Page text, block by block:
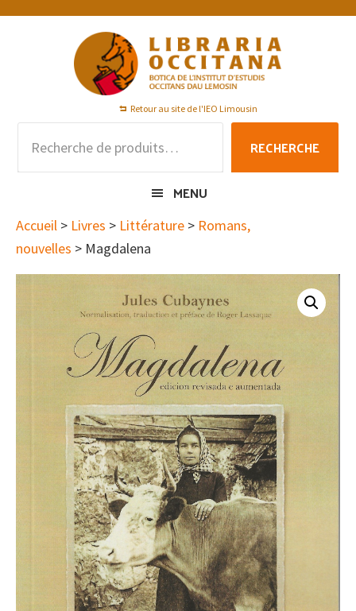
Passer
Passer
Passer
Retour au site de l'IEO Limousin
pour :
RECHERCHE
MENU
Accueil > Livres > Littérature > Romans,
nouvelles > Magdalena